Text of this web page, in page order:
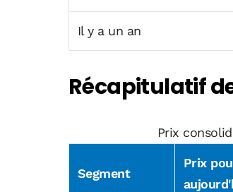
Il y a un an
Récapitulatif
Prix
Segment
Prix